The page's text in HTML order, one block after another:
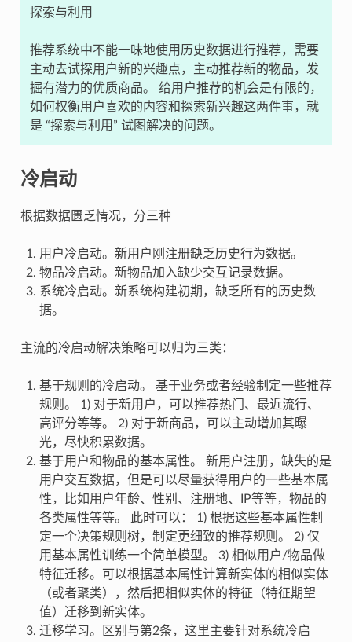
探索与利用
推荐系统中不能一味地使用历史数据进行推荐，需要
主动去试探用户新的兴趣点，主动推荐新的物品，发
掘有潜力的优质商品。 给用户推荐的机会是有限的，
如何权衡用户喜欢的内容和探索新兴趣这两件事，就
是 “探索与利用” 试图解决的问题。
冷启动
根据数据匮乏情况，分三种
用户冷启动。新用户刚注册缺乏历史行为数据。
物品冷启动。新物品加入缺少交互记录数据。
系统冷启动。新系统构建初期，缺乏所有的历史数
据。
主流的冷启动解决策略可以归为三类：
基于规则的冷启动。 基于业务或者经验制定一些推荐
规则。 1) 对于新用户，可以推荐热门、最近流行、
高评分等等。 2) 对于新商品，可以主动增加其曝
光，尽快积累数据。
基于用户和物品的基本属性。 新用户注册，缺失的是
用户交互数据，但是可以尽量获得用户的一些基本属
性，比如用户年龄、性别、注册地、IP等等，物品的
各类属性等等。 此时可以： 1) 根据这些基本属性制
定一个决策规则树，制定更细致的推荐规则。 2) 仅
用基本属性训练一个简单模型。 3) 相似用户/物品做
特征迁移。可以根据基本属性计算新实体的相似实体
（或者聚类），然后把相似实体的特征（特征期望
值）迁移到新实体。
迁移学习。区别与第2条，这里主要针对系统冷启